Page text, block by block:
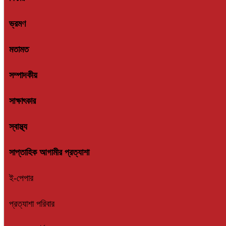
ভ্রমণ
মতামত
সম্পাদকীয়
সাক্ষাৎকার
স্বাস্থ্য
সাপ্তাহিক আগামীর প্রত্যাশা
ই-পেপার
প্রত্যাশা পরিবার